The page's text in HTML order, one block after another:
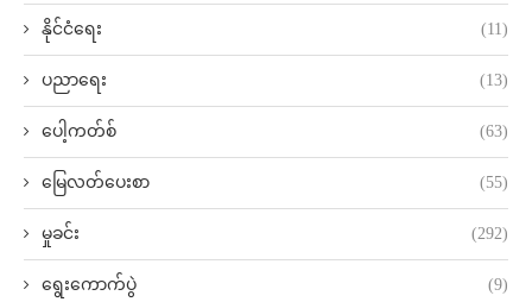
နိုင်ငံရေး (11)
ပညာရေး (13)
ပေါ့ကတ်စ် (63)
မြေလတ်ပေးစာ (55)
မှုခင်း (292)
ရွေးကောက်ပွဲ (9)